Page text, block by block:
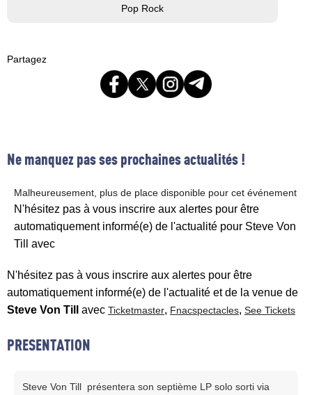
Pop Rock
Partagez
Ne manquez pas ses prochaines actualités !
Malheureusement, plus de place disponible pour cet événement
N'hésitez pas à vous inscrire aux alertes pour être
automatiquement informé(e) de l'actualité pour Steve Von
Till avec
N'hésitez pas à vous inscrire aux alertes pour être
automatiquement informé(e) de l'actualité et de la venue de
Steve Von Till
avec Ticketmaster, Fnacspectacles, See Tickets
PRESENTATION
Steve Von Till présentera son septième LP solo sorti via